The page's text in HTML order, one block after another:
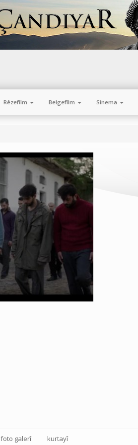
Rêzefîlm Belgefîlm Sînema
foto galerî kurtayî